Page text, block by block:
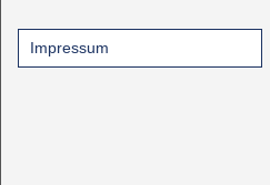
Impressum